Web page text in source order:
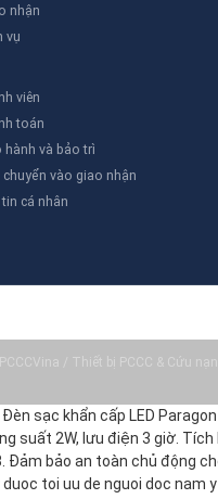
nhận
vụ
viên
toán
hành và bảo trì
chuyển vào giao nhận
cá nhân
/ Thiết bị PCCC & Cứu
Đèn sạc khẩn cấp LED
suất 2W, lưu điện 3 giờ.
Đảm bảo an toàn chủ động
toi uu de nguoi doc nam